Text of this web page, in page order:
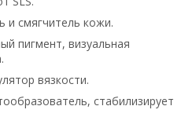
и смягчитель кожи.
пигмент, визуальная
вязкости.
стабилизирует